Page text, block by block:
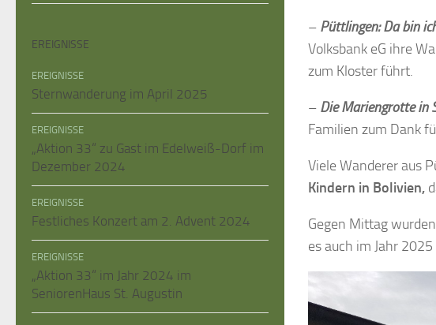
– Püttlingen: Da bin
Volksbank eG ihre
zum Kloster führt.
– Die Mariengrotte in
Familien zum Dank
Viele Wanderer aus
Kindern in Bolivien,
Gegen Mittag
es auch im Jahr
EREIGNISSE
EREIGNISSE
Sternwanderung im April 2025
EREIGNISSE
„Aktion 33“ zu Gast im Edelweiß-Dorf im
Dezember 2024
EREIGNISSE
Festliches Konzert am 2. Advent 2024
EREIGNISSE
„Aktion 33“ im Jahr 2024 im
SeniorenHaus St. Augustin